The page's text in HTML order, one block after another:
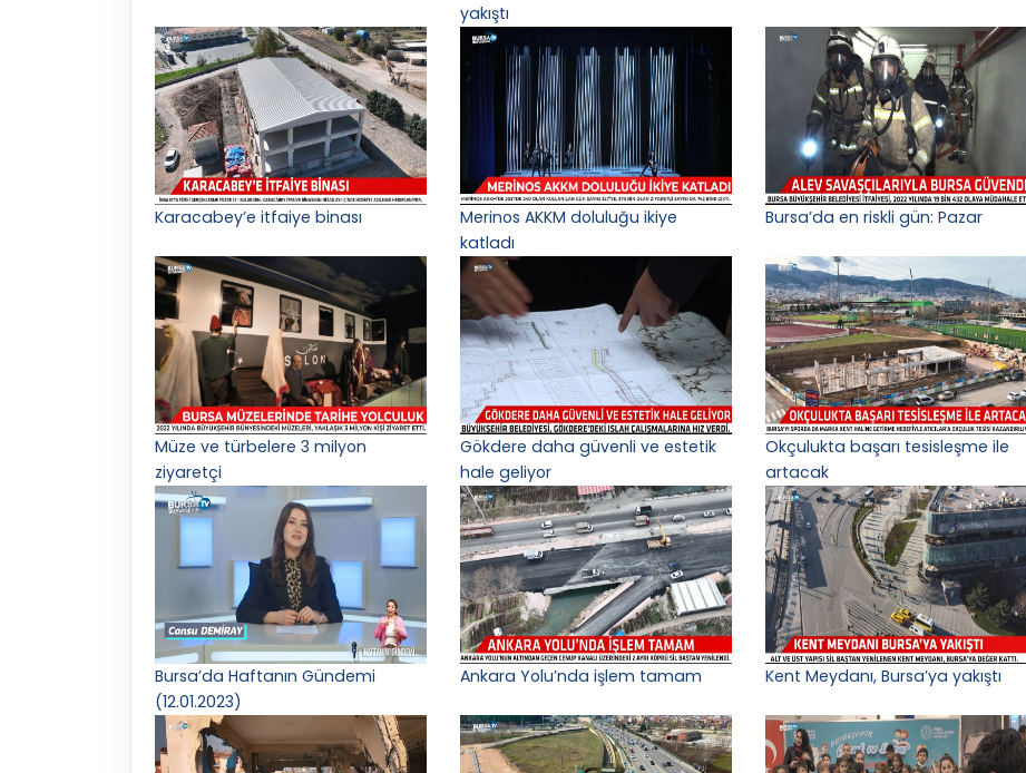
yakıştı
Karacabey’e itfaiye binası
Merinos AKKM doluluğu ikiye
katladı
Bursa’da en riskli gün: Pazar
Müze ve türbelere 3 milyon
ziyaretçi
Gökdere daha güvenli ve estetik
hale geliyor
Okçulukta başarı tesisleşme ile
artacak
Bursa’da Haftanın Gündemi
(12.01.2023)
Ankara Yolu’nda işlem tamam Kent Meydanı, Bursa’ya yakıştı